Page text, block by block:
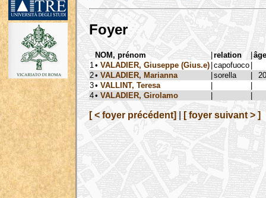
Foyer
NOM, prénom |relation |âge
1 • VALADIER, Giuseppe (Gius.e) |capofuoco |
2• VALADIER, Marianna |sorella |
20
3• VALLINT, Teresa |
|
4• VALADIER, Girolamo | |
[ < foyer précédent] [ foyer suivant > ]